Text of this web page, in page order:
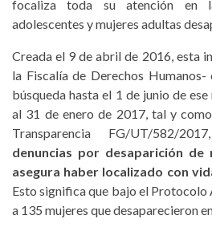
focaliza toda su atención en
adolescentes y mujeres adultas
Creada el 9 de abril de 2016, esta
la Fiscalía de Derechos
búsqueda hasta el 1 de junio de
al 31 de enero de 2017, tal y
Transparencia FG/UT/582/
denuncias por desaparición de
asegura haber localizado con
Esto significa que bajo el Protocolo
a 135 mujeres que desaparecieron